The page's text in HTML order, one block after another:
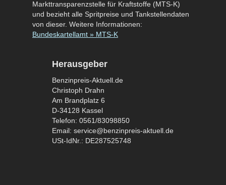
Markttransparenzstelle für Kraftstoffe (MTS-K)
und bezieht alle Spritpreise und Tankstellendaten
von dieser. Weitere Informationen:
Bundeskartellamt » MTS-K
Herausgeber
Benzinpreis-Aktuell.de
Christoph Drahn
Am Brandplatz 6
D-34128 Kassel
Telefon: 0561/83098850
Email: service@benzinpreis-aktuell.de
USt-IdNr.: DE287525748